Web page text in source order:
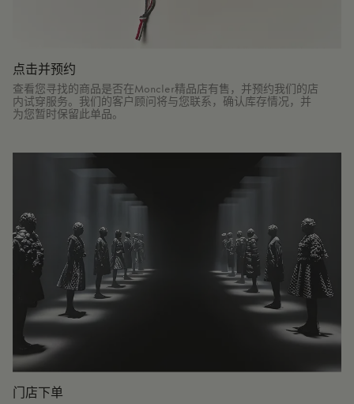
点击并预约
查看您寻找的商品是否在Moncler精品店有售，并预约我们的店
内试穿服务。我们的客户顾问将与您联系，确认库存情况，并
为您暂时保留此单品。
门店下单